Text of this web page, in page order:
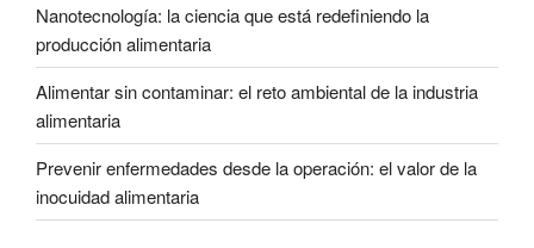
Nanotecnología: la ciencia que está redefiniendo la
producción alimentaria
Alimentar sin contaminar: el reto ambiental de la industria
alimentaria
Prevenir enfermedades desde la operación: el valor de la
inocuidad alimentaria